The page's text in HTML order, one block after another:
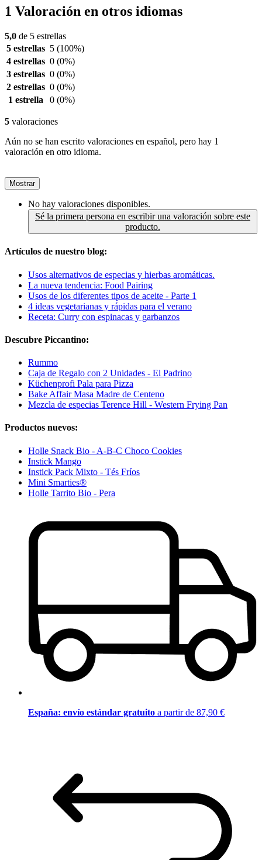
1 Valoración en otros idiomas
5,0 de 5 estrellas
5 estrellas 5 (100%)
4 estrellas 0 (0%)
3 estrellas 0 (0%)
2 estrellas 0 (0%)
1 estrella
0 (0%)
5 valoraciones
Aún no se han escrito valoraciones en español, pero hay 1
valoración en otro idioma.
Mostrar
No hay valoraciones disponibles.
Sé la primera persona en escribir una valoración sobre este
producto.
Artículos de nuestro blog:
Usos alternativos de especias y hierbas aromáticas.
La nueva tendencia: Food Pairing
Usos de los diferentes tipos de aceite - Parte 1
4 ideas vegetarianas y rápidas para el verano
Receta: Curry con espinacas y garbanzos
Descubre Piccantino:
Rummo
Caja de Regalo con 2 Unidades - El Padrino
Küchenprofi Pala para Pizza
Bake Affair Masa Madre de Centeno
Mezcla de especias Terence Hill - Western Frying Pan
Productos nuevos:
Holle Snack Bio - A-B-C Choco Cookies
Instick Mango
Instick Pack Mixto - Tés Fríos
Mini Smarties®
Holle Tarrito Bio - Pera
España: envío estándar gratuito a partir de 87,90 €